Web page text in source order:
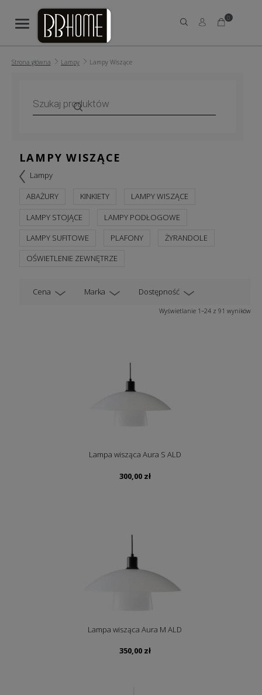
0
Strona główna Lampy Lampy Wiszące
produktów
LAMPY WISZĄCE
Lampy
ABAŻURY KINKIETY
LAMPY WISZĄCE
LAMPY STOJĄCE
LAMPY PODŁOGOWE
LAMPY SUFITOWE
PLAFONY
ŻYRANDOLE
OŚWIETLENIE ZEWNĘTRZE
Cena Marka Dostępność
Wyświetlanie 1–24 z 91 wyników
Lampa wisząca Aura S ALD
300,00 zł
Lampa wisząca Aura M ALD
350,00 zł